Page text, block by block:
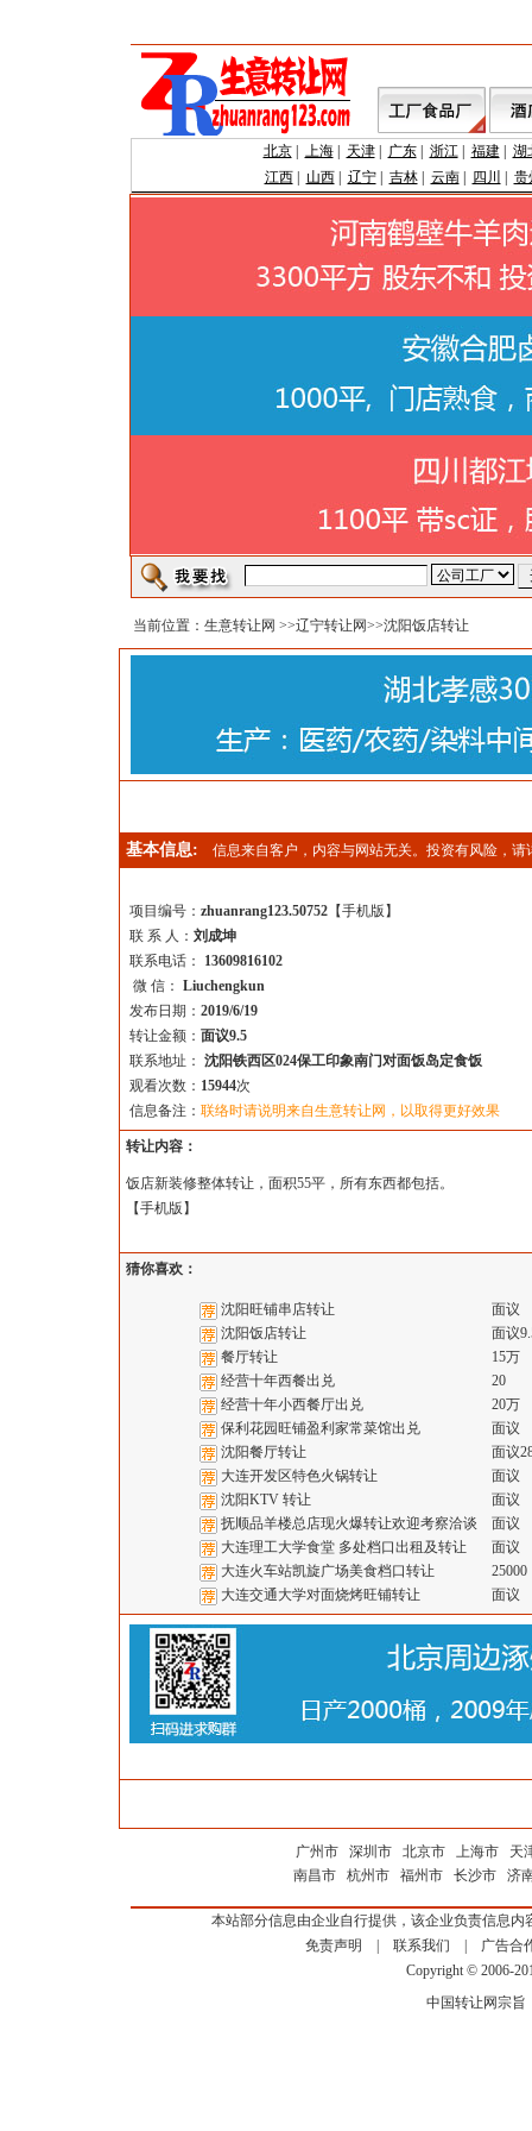
北京| 上海| 天津| 广东| 浙江| 福建| 湖
江西| 山西| 辽宁| 吉林| 云南| 四川 贵
当前位置： 生意转让网 >>辽宁转让网>>沈阳饭店转让
基本信息: 信息来自客户，内容与网站无关。投资有风险，请
项目编号： zhuanrang123.50752 【手机版 】
联 系 人： 刘成坤
联系电话：
13609816102
微 信： Liuchengkun
发布日期： 2019/6/19
转让金额： 面议9.5
联系地址： 沈阳铁西区024保工印象南门对面饭岛定食饭
观看次数： 15944次
信息备注： 联络时请说明来自生意转让网，以取得更好效果
转让内容：
饭店新装修整体转让，面积55平，所有东西都包括。
【手机版 】
猜你喜欢：
沈阳旺铺串店转让
面议
沈阳饭店转让
面议
餐厅转让
15万
经营十年西餐出兑
20
经营十年小西餐厅出兑
20万
保利花园旺铺盈利家常菜馆出兑
面议
沈阳餐厅转让
面议
大连开发区特色火锅转让
面议
沈阳KTV 转让
面议
抚顺品羊楼总店现火爆转让欢迎考察洽谈
面议
大连理工大学食堂 多处档口出租及转让
面议
大连火车站凯旋广场美食档口转让
25000
大连交通大学对面烧烤旺铺转让
面议
广州市 深圳市 北京市 上海市
天
南昌市
杭州市 福州市 长沙市 济
本站部分信息由企业自行提供，该企业负责信息
免责声明
联系我们
广告合
Copyright © 2006-
中国转让网宗旨